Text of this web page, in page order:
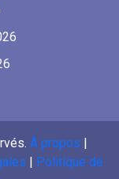
À propos |
| Politique de